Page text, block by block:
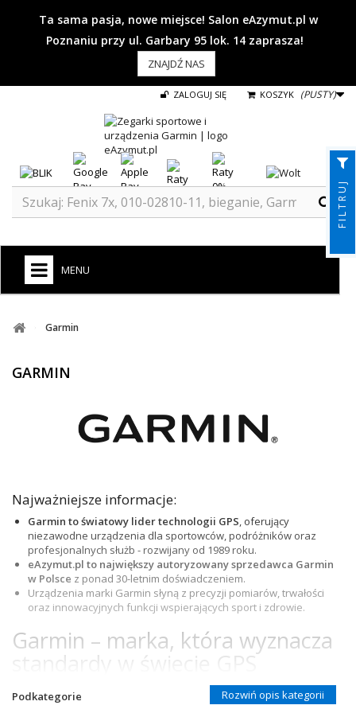
Ta sama pasja, nowe miejsce! Salon eAzymut.pl w
Poznaniu przy ul. Garbary 95 lok. 14 zaprasza!
ZNAJDŹ NAS
KOSZYK (PUSTY)
ZALOGUJ SIĘ
MENU
ZEGARKI DLA DZIECI GARMIN
POLAR
+
RAM MOUNTS
+
COROS
VOSTOK EUROPE ZEGARKI
WENGER ZEGARKI
Garmin
GARMIN
Najważniejsze informacje:
Garmin to światowy lider technologii GPS, oferujący
niezawodne urządzenia dla sportowców, podróżników oraz
profesjonalnych służb - rozwijany od 1989 roku.
eAzymut.pl to największy autoryzowany sprzedawca Garmin
w Polsce z ponad 30-letnim doświadczeniem.
Urządzenia marki Garmin słyną z precyzji pomiarów, trwałości
oraz innowacyjnych funkcji wspierających sport i zdrowie.
Garmin – marka, która wyznacza
standardy w świecie GPS
Garmin od lat buduje swoją pozycję jako jeden z najbardziej
rozpoznawalnych producentów urządzeń GPS i zegarków
Rozwiń opis kategorii
Podkategorie
FILTRUJ